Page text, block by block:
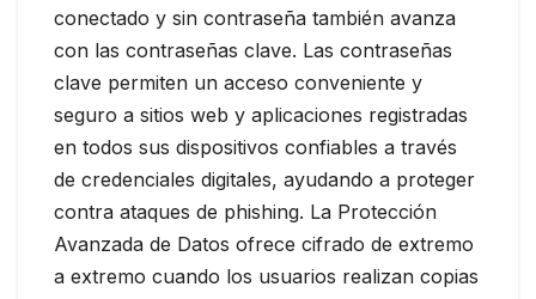
conectado y sin contraseña también avanza
con las contraseñas clave. Las contraseñas
clave permiten un acceso conveniente y
seguro a sitios web y aplicaciones registradas
en todos sus dispositivos confiables a través
de credenciales digitales, ayudando a proteger
contra ataques de phishing. La Protección
Avanzada de Datos ofrece cifrado de extremo
a extremo cuando los usuarios realizan copias